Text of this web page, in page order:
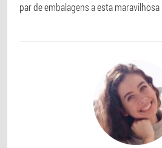
par de embalagens a esta maravilhosa